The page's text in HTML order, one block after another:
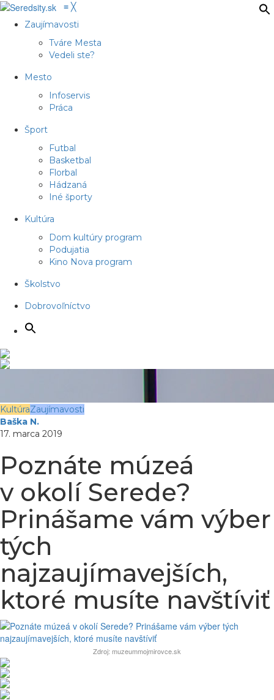
≡ ╳
Zaujímavosti
Tváre Mesta
Vedeli ste?
Mesto
Infoservis
Práca
Šport
Futbal
Basketbal
Florbal
Hádzaná
Iné športy
Kultúra
Dom kultúry program
Podujatia
Kino Nova program
Školstvo
Dobrovoľníctvo
KultúraZaujímavosti
Baška N.
17. marca 2019
Poznáte múzeá
v okolí Serede?
Prinášame vám výber
tých
najzaujímavejších,
ktoré musíte navštíviť
Zdroj: muzeummojmirovce.sk